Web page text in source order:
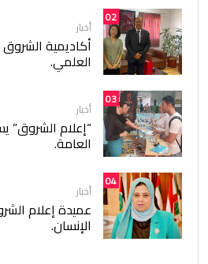
02
أخبار
أكاديمية الشروق
العلمي.
03
أخبار
“إعلام الشروق”
العامة.
04
أخبار
عميدة إعلام
الإنسان.